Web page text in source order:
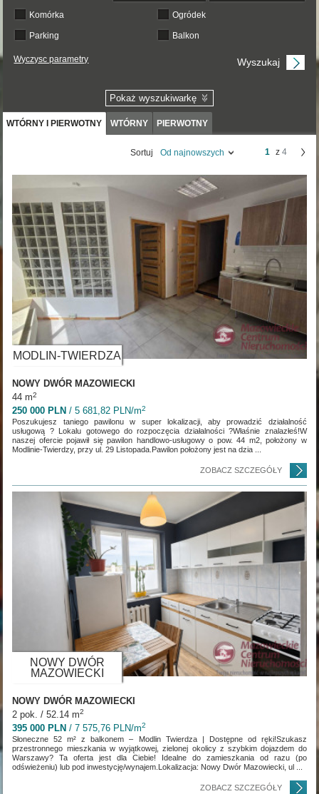
Komórka Ogródek
Parking Balkon
Wyczysc parametry
Pokaż wyszukiwarkę
WTÓRNY I PIERWOTNY WTÓRNY PIERWOTNY
1 z4
Sortuj Od najnowszych
MODLIN-TWIERDZA
NOWY DWÓR MAZOWIECKI
44 m2
250 000 PLN / 5 681,82 PLN/m2
Poszukujesz taniego pawilonu w super lokalizacji, aby prowadzić działalność
usługową ? Lokalu gotowego do rozpoczęcia działalności ?Właśnie znalazłeś!W
naszej ofercie pojawił się pawilon handlowo-usługowy o pow. 44 m2, położony w
Modlinie-Twierdzy, przy ul. 29 Listopada.Pawilon położony jest na dzia ...
ZOBACZ SZCZEGÓŁY
NOWY DWÓR
MAZOWIECKI
NOWY DWÓR MAZOWIECKI
2 pok. / 52.14 m2
395 000 PLN / 7 575,76 PLN/m2
Słoneczne 52 m² z balkonem – Modlin Twierdza | Dostępne od ręki!Szukasz
przestronnego mieszkania w wyjątkowej, zielonej okolicy z szybkim dojazdem do
Warszawy? Ta oferta jest dla Ciebie! Idealne do zamieszkania od razu (po
odświeżeniu) lub pod inwestycję/wynajem.Lokalizacja: Nowy Dwór Mazowiecki, ul ...
ZOBACZ SZCZEGÓŁY